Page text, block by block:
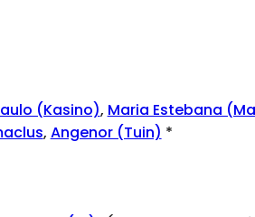
(Kasino), Maria Estebana
, Angenor (Tuin) *